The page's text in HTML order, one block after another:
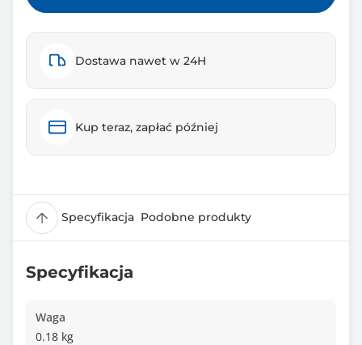
Dostawa nawet w 24H
Kup teraz, zapłać później
Specyfikacja Podobne produkty
Specyfikacja
Waga
0.18 kg